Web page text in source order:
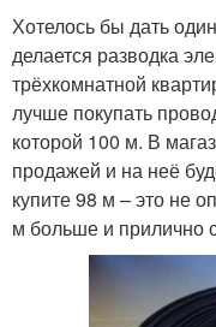
Хотелось бы дать
делается разводка
трёхкомнатной
лучше покупать
которой 100 м. В
продажей и на неё
купите 98 м – это не
м больше и прилично